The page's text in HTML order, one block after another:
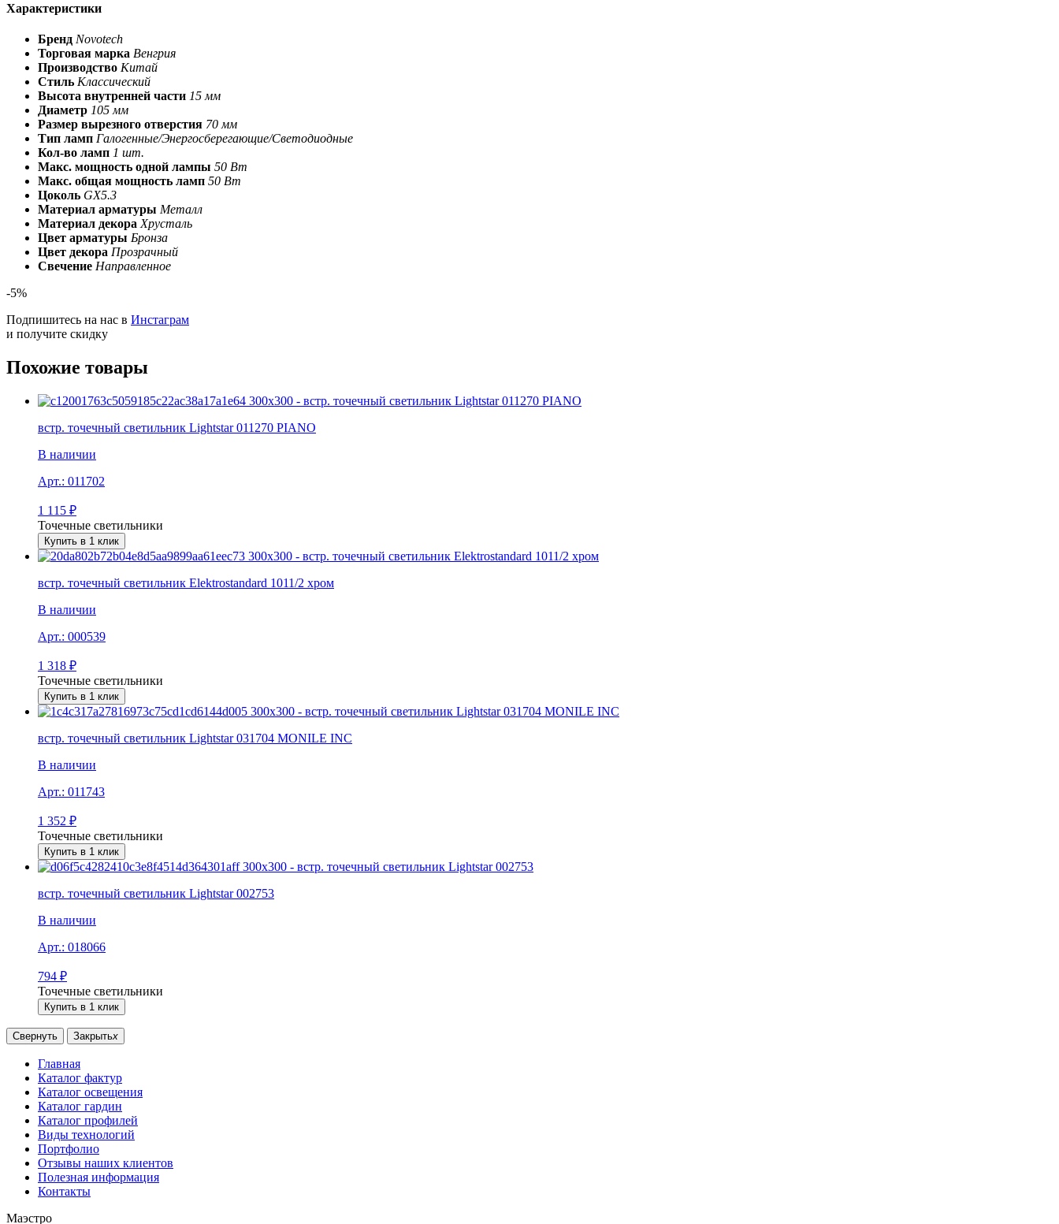
Характеристики
Бренд Novotech
Торговая марка Венгрия
Производство Китай
Стиль Классический
Высота внутренней части 15 мм
Диаметр 105 мм
Размер вырезного отверстия 70 мм
Тип ламп Галогенные/Энергосберегающие/Светодиодные
Кол-во ламп 1 шт.
Макс. мощность одной лампы 50 Вт
Макс. общая мощность ламп 50 Вт
Цоколь GX5.3
Материал арматуры Металл
Материал декора Хрусталь
Цвет арматуры Бронза
Цвет декора Прозрачный
Свечение Направленное
-5%
Подпишитесь на нас в Инстаграм
и получите скидку
Похожие товары
встр. точечный светильник Lightstar 011270 PIANO
В наличии
Арт.: 011702
1 115 ₽
Точечные светильники
Купить в 1 клик
встр. точечный светильник Elektrostandard 1011/2 хром
В наличии
Арт.: 000539
1 318 ₽
Точечные светильники
Купить в 1 клик
встр. точечный светильник Lightstar 031704 MONILE INC
В наличии
Арт.: 011743
1 352 ₽
Точечные светильники
Купить в 1 клик
встр. точечный светильник Lightstar 002753
В наличии
Арт.: 018066
794 ₽
Точечные светильники
Купить в 1 клик
Свернуть Закрытьx
Главная
Каталог фактур
Каталог освещения
Каталог гардин
Каталог профилей
Виды технологий
Портфолио
Отзывы наших клиентов
Полезная информация
Контакты
Маэстро